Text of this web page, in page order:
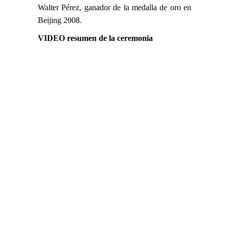
Walter Pérez, ganador de la medalla de oro en
Beijing 2008.
VIDEO resumen de la ceremonia